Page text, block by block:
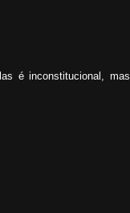
é inconstitucional,